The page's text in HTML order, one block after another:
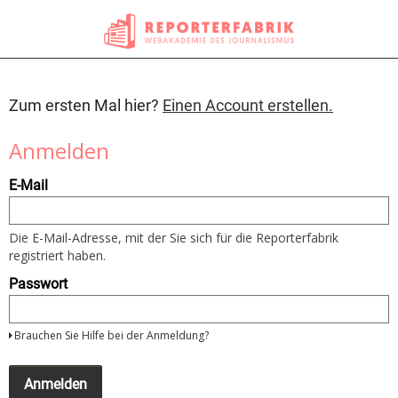
Zum ersten Mal hier? Einen Account erstellen.
Anmelden
Um
sich
nutzen
Sie
bitte
Ihre
E-
Mail
und
Ihr
Wenn
Sie
noch
E-Mail
Die E-Mail-Adresse, mit der Sie sich für die Reporterfabrik
registriert haben.
Passwort
Brauchen Sie Hilfe bei der Anmeldung?
Anmelden